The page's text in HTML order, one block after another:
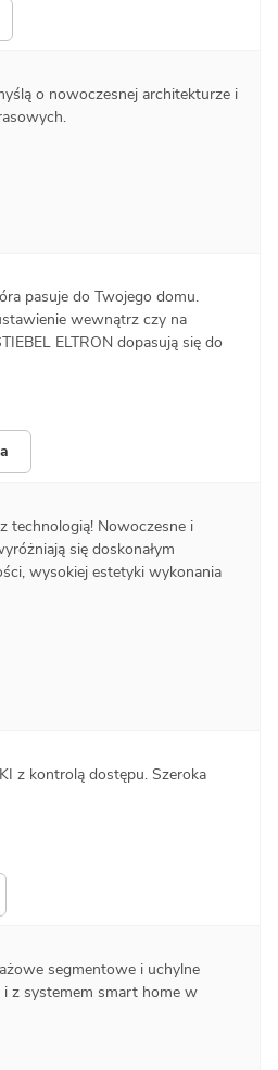
o nowoczesnej architekturze i
pasuje do Twojego domu.
wewnątrz czy na
ELTRON dopasują się do
technologią! Nowoczesne i
się doskonałym
wysokiej estetyki wykonania
z kontrolą dostępu. Szeroka
segmentowe i uchylne
z systemem smart home w